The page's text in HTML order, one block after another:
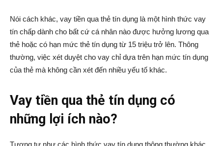
Nói cách khác, vay tiền qua thẻ tín dụng là một hình thức vay
tín chấp dành cho bất cứ cá nhân nào được hưởng lương qua
thẻ hoặc có hạn mức thẻ tín dụng từ 15 triệu trở lên. Thông
thường, việc xét duyệt cho vay chỉ dựa trên hạn mức tín dụng
của thẻ mà không cần xét đến nhiều yếu tố khác.
Vay tiền qua thẻ tín dụng có
những lợi ích nào?